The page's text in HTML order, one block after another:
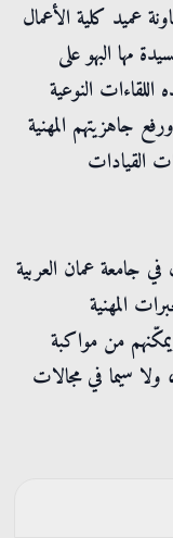
عميد كلية الأعمال
مها البهو على
النوعية
جاهزيتهم المهنية
القيادات
جامعة عمان العربية
المهنية
من مواكبة
ولا سيما في مجالات